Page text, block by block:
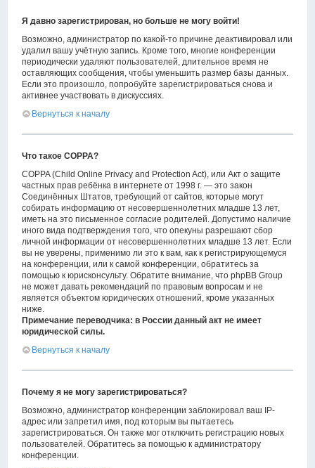
Я давно зарегистрирован, но больше не могу войти!
Возможно, администратор по какой-то причине деактивировал или
удалил вашу учётную запись. Кроме того, многие конференции
периодически удаляют пользователей, длительное время не
оставляющих сообщения, чтобы уменьшить размер базы данных.
Если это произошло, попробуйте зарегистрироваться снова и
активнее участвовать в дискуссиях.
Вернуться к началу
Что такое COPPA?
COPPA (Child Online Privacy and Protection Act), или Акт о защите
частных прав ребёнка в интернете от 1998 г. — это закон
Соединённых Штатов, требующий от сайтов, которые могут
собирать информацию от несовершеннолетних младше 13 лет,
иметь на это письменное согласие родителей. Допустимо наличие
иного вида подтверждения того, что опекуны разрешают сбор
личной информации от несовершеннолетних младше 13 лет. Если
вы не уверены, применимо ли это к вам, как к регистрирующемуся
на конференции, или к самой конференции, обратитесь за
помощью к юрисконсульту. Обратите внимание, что phpBB Group
не может давать рекомендаций по правовым вопросам и не
является объектом юридических отношений, кроме указанных
ниже.
Примечание переводчика: в России данный акт не имеет
юридической силы.
Вернуться к началу
Почему я не могу зарегистрироваться?
Возможно, администратор конференции заблокировал ваш IP-
адрес или запретил имя, под которым вы пытаетесь
зарегистрироваться. Он также мог отключить регистрацию новых
пользователей. Обратитесь за помощью к администратору
конференции.